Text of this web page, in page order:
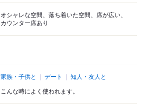
オシャレな空間、落ち着いた空間、席が広い、
カウンター席あり
家族・子供と デート 知人・友人と
こんな時によく使われます。